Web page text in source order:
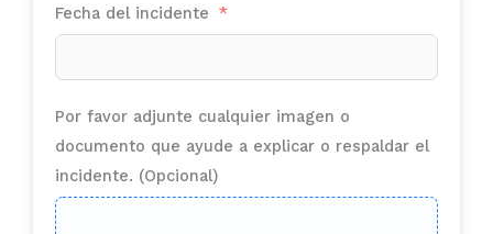
Fecha del incidente
Por favor adjunte cualquier imagen o
documento que ayude a explicar o respaldar el
incidente. (Opcional)